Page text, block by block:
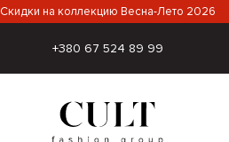
Скидки на коллекцию Весна-Лето 2026
+380 67 524 89 99